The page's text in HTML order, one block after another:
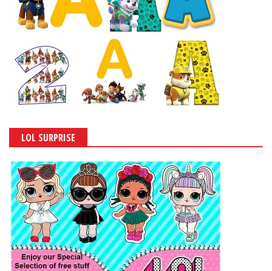
LOL SURPRISE